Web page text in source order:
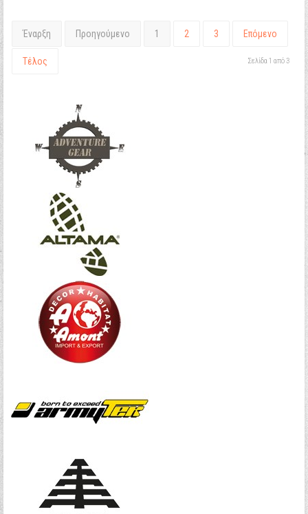
Έναρξη Προηγούμενο 1 2 3 Επόμενο
Τέλος Σελίδα 1 από 3